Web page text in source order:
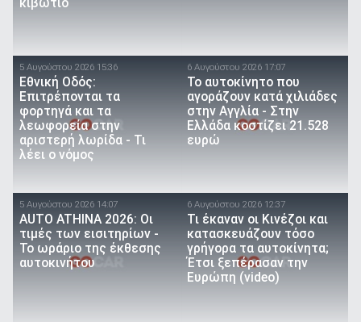
5 Αυγούστου 2026 15:36
Εθνική Οδός:
Επιτρέπονται τα
φορτηγά και τα
λεωφορεία στην
αριστερή λωρίδα - Τι
λέει ο νόμος
6 Αυγούστου 2026 17:07
To αυτοκίνητο που
αγοράζουν κατά χιλιάδες
στην Αγγλία - Στην
Ελλάδα κοστίζει 21.528
ευρώ
5 Αυγούστου 2026 14:07
AUTO ATHINA 2026: Οι
τιμές των εισιτηρίων -
Το ωράριο της έκθεσης
αυτοκινήτου
6 Αυγούστου 2026 12:37
Τι έκαναν οι Κινέζοι και
κατασκευάζουν τόσο
γρήγορα τα αυτοκίνητα;
Έτσι ξεπέρασαν την
Ευρώπη (video)